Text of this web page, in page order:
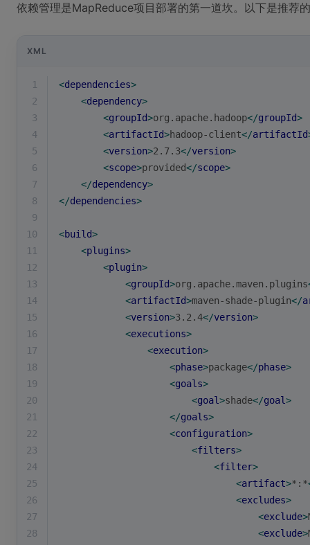
依赖管理是MapReduce项目部署的第一道坎。以下是推荐
XML
1 <dependencies>
2
<dependency>
3
<groupId>org.apache.hadoop</groupId>
4
<artifactId>hadoop-client</artifactId
5
<version>2.7.3</version>
6
<scope>provided</scope>
7
</dependency>
8
</dependencies>
9
10
<build>
11
<plugins>
12
<plugin>
13
<groupId>org.apache.maven.plugins
14
<artifactId>maven-shade-plugin</
15
<version>3.2.4</version>
16
<executions>
17
<execution>
18
<phase>package</phase>
19
<goals>
20
<goal>shade</goal>
21
</goals>
22
<configuration>
23
<filters>
24
<filter>
25
<artifact>*:*
26
<excludes>
27
<exclude>
28
<exclude>